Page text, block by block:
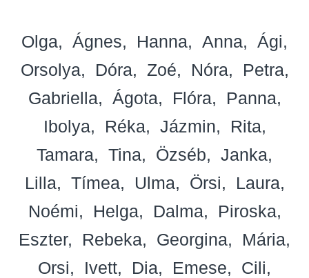
Olga Ágnes Hanna Anna
Ági
Orsolya
Dóra Zoé Nóra
Petra
Gabriella
Ágota Flóra
Panna
Ibolya
Réka Jázmin
Rita
Tamara
Tina Özséb
Janka
Lilla
Tímea Ulma Örsi
Laura
Noémi
Helga Dalma
Piroska
Eszter
Rebeka Georgina
Mária
Orsi
Ivett Dia Emese
Cili